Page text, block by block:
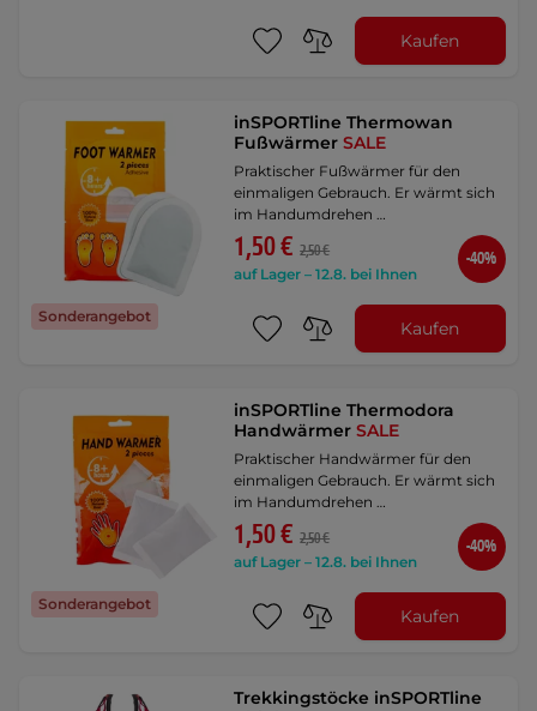
Kaufen
Sonderangebot
inSPORTline Thermowan
FußwärmerSALE
Praktischer Fußwärmer für den
einmaligen Gebrauch. Er wärmt sich
im Handumdrehen …
1,50 € 2,50 €
auf Lager – 12.8. bei Ihnen
-40%
Kaufen
Sonderangebot
inSPORTline Thermodora
HandwärmerSALE
Praktischer Handwärmer für den
einmaligen Gebrauch. Er wärmt sich
im Handumdrehen …
1,50 € 2,50 €
auf Lager – 12.8. bei Ihnen
-40%
Kaufen
Trekkingstöcke inSPORTline